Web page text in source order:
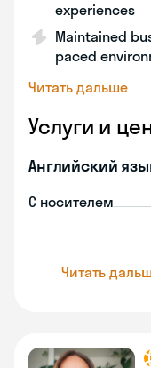
experiences
Maintained
paced
Читать дальше
Услуги и
Английский
С носителем
Читать